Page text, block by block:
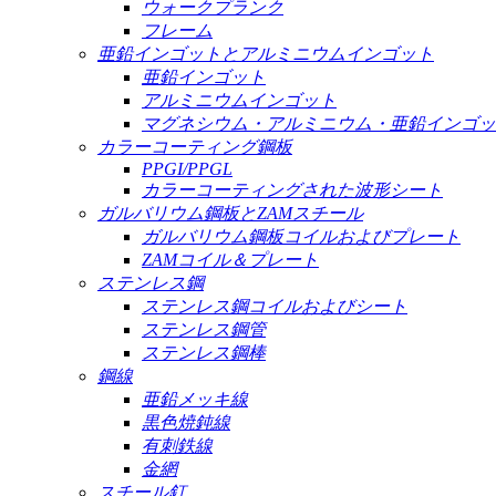
ウォークプランク
フレーム
亜鉛インゴットとアルミニウムインゴット
亜鉛インゴット
アルミニウムインゴット
マグネシウム・アルミニウム・亜鉛インゴ
カラーコーティング鋼板
PPGI/PPGL
カラーコーティングされた波形シート
ガルバリウム鋼板とZAMスチール
ガルバリウム鋼板コイルおよびプレート
ZAMコイル＆プレート
ステンレス鋼
ステンレス鋼コイルおよびシート
ステンレス鋼管
ステンレス鋼棒
鋼線
亜鉛メッキ線
黒色焼鈍線
有刺鉄線
金網
スチール釘